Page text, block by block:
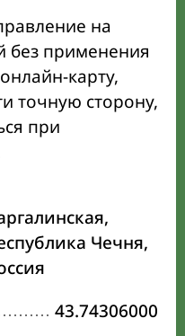
на
без применения
карту,
точную сторону,
при
Чечня,
43.74306000